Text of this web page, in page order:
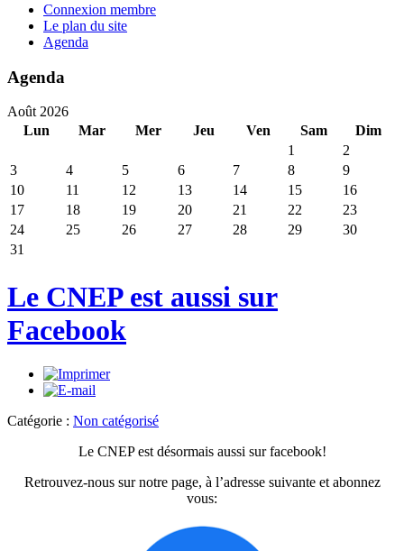
Connexion membre
Le plan du site
Agenda
Agenda
Août 2026
Lun
Mar Mer Jeu Ven Sam
Dim
1
2
3
4 5 6 7 8
9
10
11 12 13 14 15
16
17
18 19 20 21 22
23
24
25 26 27 28 29
30
31
Le CNEP est aussi sur
Facebook
Catégorie : Non catégorisé
Le CNEP est désormais aussi sur facebook!
Retrouvez-nous sur notre page, à l’adresse suivante et abonnez
vous: